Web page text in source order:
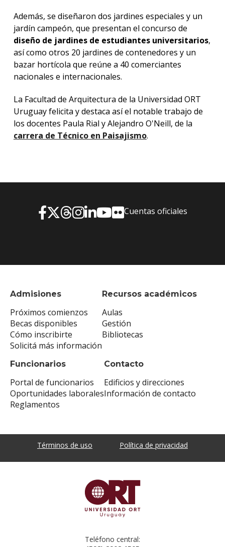
Además, se diseñaron dos jardines especiales y un
jardín campeón, que presentan el concurso de
diseño de jardines de estudiantes universitarios,
así como otros 20 jardines de contenedores y un
bazar hortícola que reúne a 40 comerciantes
nacionales e internacionales.
La Facultad de Arquitectura de la Universidad ORT
Uruguay felicita y destaca así el notable trabajo de
los docentes Paula Rial y Alejandro O'Neill, de la
carrera de Técnico en Paisajismo.
Admisiones
Próximos comienzos
Becas disponibles
Cómo inscribirte
Solicitá más información
Recursos académicos
Aulas
Gestión
Bibliotecas
Funcionarios
Portal de funcionarios
Oportunidades laborales
Reglamentos
Contacto
Edificios y direcciones
Información de contacto
Cuentas oficiales
Términos de uso Política de privacidad
Teléfono central: